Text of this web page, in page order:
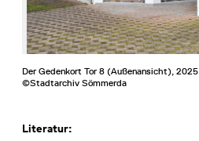
Der Gedenkort Tor 8 (Außenansicht), 2025
©Stadtarchiv Sömmerda
Literatur: